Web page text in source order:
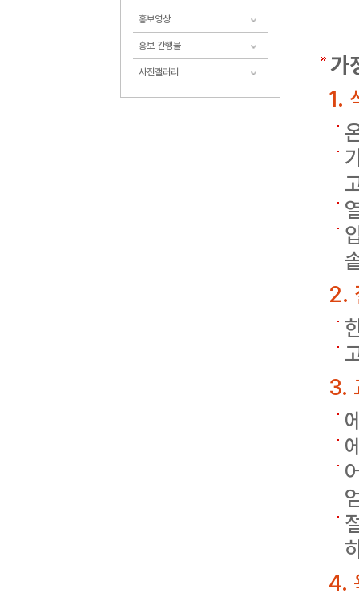
홍보영상
홍보 간행물
사진갤러리
가
1.
2.
3.
4.